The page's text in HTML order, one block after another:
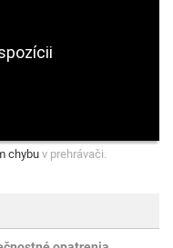
chybuv prehrávači.